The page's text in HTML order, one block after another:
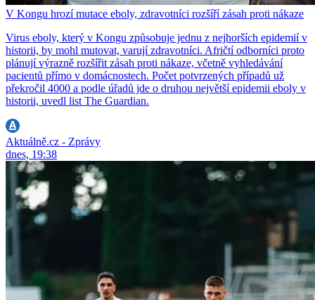
V Kongu hrozí mutace eboly, zdravotníci rozšíří zásah proti nákaze
Virus eboly, který v Kongu způsobuje jednu z nejhorších epidemií v
historii, by mohl mutovat, varují zdravotníci. Afričtí odborníci proto
plánují výrazně rozšířit zásah proti nákaze, včetně vyhledávání
pacientů přímo v domácnostech. Počet potvrzených případů už
překročil 4000 a podle úřadů jde o druhou největší epidemii eboly v
historii, uvedl list The Guardian.
Aktuálně.cz - Zprávy
dnes, 19:38